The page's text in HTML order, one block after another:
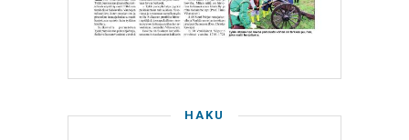
HAKU